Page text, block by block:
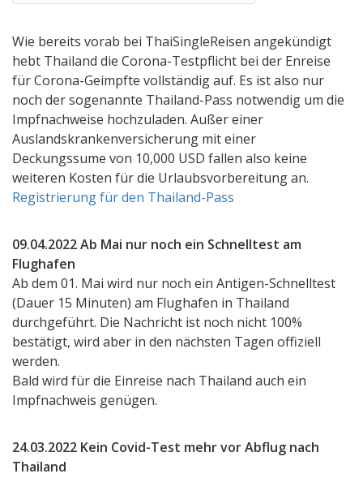
Wie bereits vorab bei ThaiSingleReisen angekündigt
hebt Thailand die Corona-Testpflicht bei der Enreise
für Corona-Geimpfte vollständig auf. Es ist also nur
noch der sogenannte Thailand-Pass notwendig um die
Impfnachweise hochzuladen. Außer einer
Auslandskrankenversicherung mit einer
Deckungssume von 10,000 USD fallen also keine
weiteren Kosten für die Urlaubsvorbereitung an.
Registrierung für den Thailand-Pass
09.04.2022 Ab Mai nur noch ein Schnelltest am
Flughafen
Ab dem 01. Mai wird nur noch ein Antigen-Schnelltest
(Dauer 15 Minuten) am Flughafen in Thailand
durchgeführt. Die Nachricht ist noch nicht 100%
bestätigt, wird aber in den nächsten Tagen offiziell
werden.
Bald wird für die Einreise nach Thailand auch ein
Impfnachweis genügen.
24.03.2022 Kein Covid-Test mehr vor Abflug nach
Thailand